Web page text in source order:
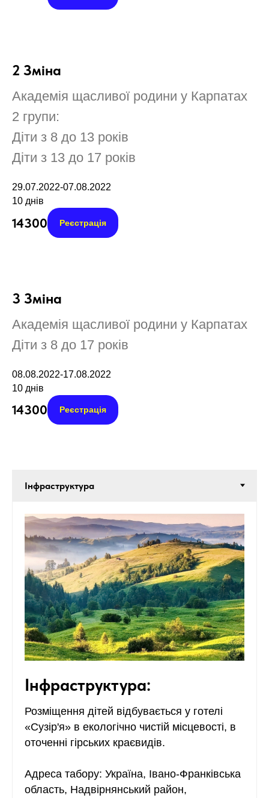
2 Зміна
Академія щасливої родини у Карпатах
2 групи:
Діти з 8 до 13 років
Діти з 13 до 17 років
29.07.2022-07.08.2022
10 днів
14300 Реєстрація
3 Зміна
Академія щасливої родини у Карпатах
Діти з 8 до 17 років
08.08.2022-17.08.2022
10 днів
14300 Реєстрація
Інфраструктура:
Розміщення дітей відбувається у готелі
«Сузір'я» в екологічно чистій місцевості, в
оточенні гірських краєвидів.
Адреса табору: Україна, Івано-Франківська
область, Надвірнянський район,